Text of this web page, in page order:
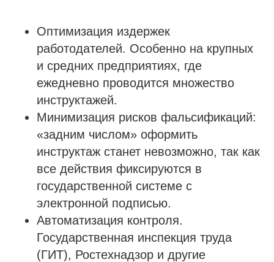
Оптимизация издержек
работодателей. Особенно на крупных
и средних предприятиях, где
ежедневно проводится множество
инструктажей.
Минимизация рисков фальсификаций:
«задним числом» оформить
инструктаж станет невозможно, так как
все действия фиксируются в
государственной системе с
электронной подписью.
Автоматизация контроля.
Государственная инспекция труда
(ГИТ), Ростехнадзор и другие